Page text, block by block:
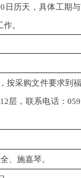
日历天，具体工期
。
按采购文件要求到
层，联系电话：
、施嘉琴。